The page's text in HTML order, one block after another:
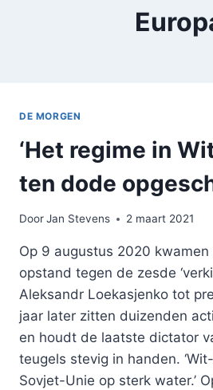
DE MORGEN
‘Het regime in
ten dode
DoorJan Stevens 2 maart 2021
Op 9 augustus 2020
opstand tegen de zesde
Aleksandr Loekasjenko tot
jaar later zitten duizenden
en houdt de laatste dictator
teugels stevig in handen.
Sovjet-Unie op sterk water.’